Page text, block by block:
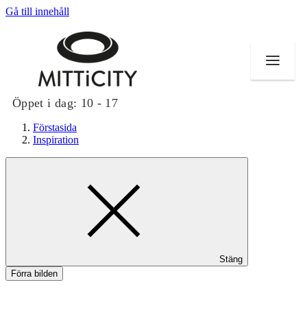
Gå till innehåll
Öppet i dag: 10 - 17
Evenemang
Inspiration
Förstasida
Inspiration
Stäng
Förra bilden